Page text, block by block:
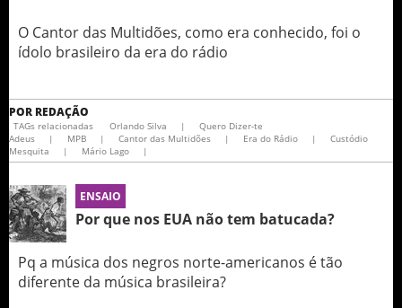
O Cantor das Multidões, como era conhecido, foi o
ídolo brasileiro da era do rádio
POR REDAÇÃO
TAGs relacionadas Orlando Silva |
Quero Dizer-te
Adeus
| MPB | Cantor das Multidões | Era do Rádio |
Custódio
Mesquita
| Mário Lago |
ENSAIO
Por que nos EUA não tem batucada?
Pq a música dos negros norte-americanos é tão
diferente da música brasileira?